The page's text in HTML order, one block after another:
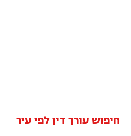
חיפוש עורך דין לפי עיר